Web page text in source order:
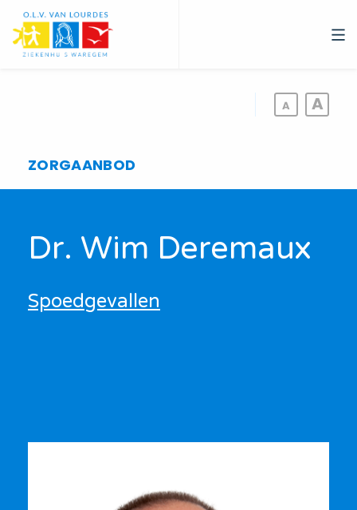
Overslaan
en
naar
ZORGAANBOD
Dr. Wim Deremaux
Spoedgevallen